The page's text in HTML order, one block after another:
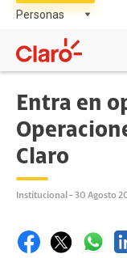
Entra en
Claro
Institucional - 30 Agosto